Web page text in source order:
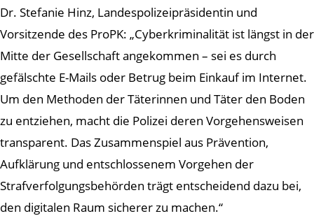
Dr. Stefanie Hinz, Landespolizeipräsidentin und
Vorsitzende des ProPK: „Cyberkriminalität ist längst in der
Mitte der Gesellschaft angekommen – sei es durch
gefälschte E-Mails oder Betrug beim Einkauf im Internet.
Um den Methoden der Täterinnen und Täter den Boden
zu entziehen, macht die Polizei deren Vorgehensweisen
transparent. Das Zusammenspiel aus Prävention,
Aufklärung und entschlossenem Vorgehen der
Strafverfolgungsbehörden trägt entscheidend dazu bei,
den digitalen Raum sicherer zu machen.“